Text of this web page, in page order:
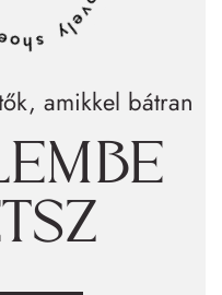
amikkel bátran